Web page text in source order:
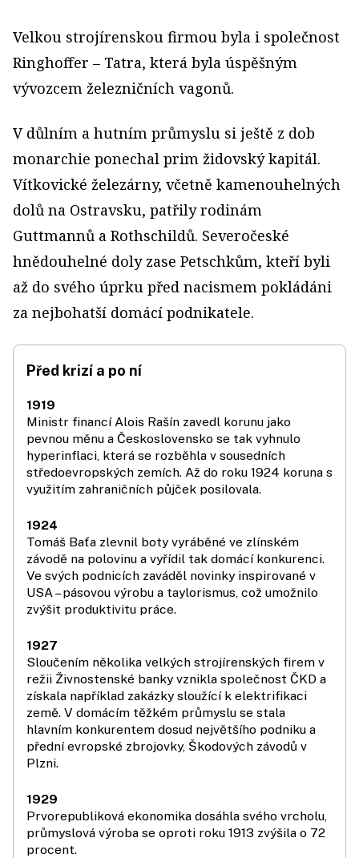
Velkou strojírenskou firmou byla i společnost
Ringhoffer – Tatra, která byla úspěšným
vývozcem železničních vagonů.
V důlním a hutním průmyslu si ještě z dob
monarchie ponechal prim židovský kapitál.
Vítkovické železárny, včetně kamenouhelných
dolů na Ostravsku, patřily rodinám
Guttmannů a Rothschildů. Severočeské
hnědouhelné doly zase Petschkům, kteří byli
až do svého úprku před nacismem pokládáni
za nejbohatší domácí podnikatele.
Před krizí a po ní
1919
Ministr financí Alois Rašín zavedl korunu jako
pevnou měnu a Československo se tak vyhnulo
hyperinflaci, která se rozběhla v sousedních
středoevropských zemích. Až do roku 1924 koruna s
využitím zahraničních půjček posilovala.
1924
Tomáš Baťa zlevnil boty vyráběné ve zlínském
závodě na polovinu a vyřídil tak domácí konkurenci.
Ve svých podnicích zaváděl novinky inspirované v
USA – pásovou výrobu a taylorismus, což umožnilo
zvýšit produktivitu práce.
1927
Sloučením několika velkých strojírenských firem v
režii Živnostenské banky vznikla společnost ČKD a
získala například zakázky sloužící k elektrifikaci
země. V domácím těžkém průmyslu se stala
hlavním konkurentem dosud největšího podniku a
přední evropské zbrojovky, Škodových závodů v
Plzni.
1929
Prvorepubliková ekonomika dosáhla svého vrcholu,
průmyslová výroba se oproti roku 1913 zvýšila o 72
procent.